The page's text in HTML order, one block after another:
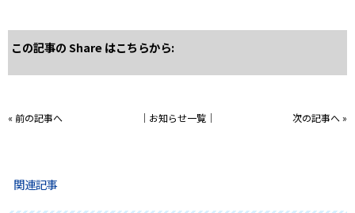
この記事の Share はこちらから:
« 前の記事へ │ お知らせ一覧│ 次の記事へ»
関連記事